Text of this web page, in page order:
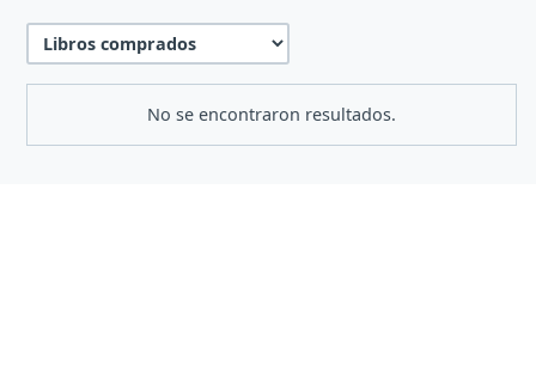
No se encontraron resultados.